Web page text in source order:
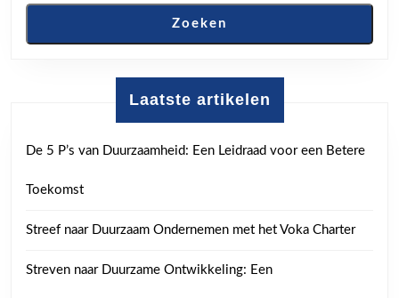
Zoeken
Laatste artikelen
De 5 P’s van Duurzaamheid: Een Leidraad voor een Betere
Toekomst
Streef naar Duurzaam Ondernemen met het Voka Charter
Streven naar Duurzame Ontwikkeling: Een